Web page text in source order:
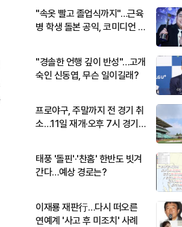
"속옷 빨고 졸업식까지"…근육
병 학생 돌본 공익, 코미디언 김
"경솔한 언행 깊이 반성"…고개
숙인 신동엽, 무슨 일이길래?
프로야구, 주말까지 전 경기 취
소…11일 재개·오후 7시 경기
태풍 '돌핀'·'찬홈' 한반도 빗겨
간다…예상 경로는?
이재룡 재판行…다시 떠오른
연예계 '사고 후 미조치' 사례